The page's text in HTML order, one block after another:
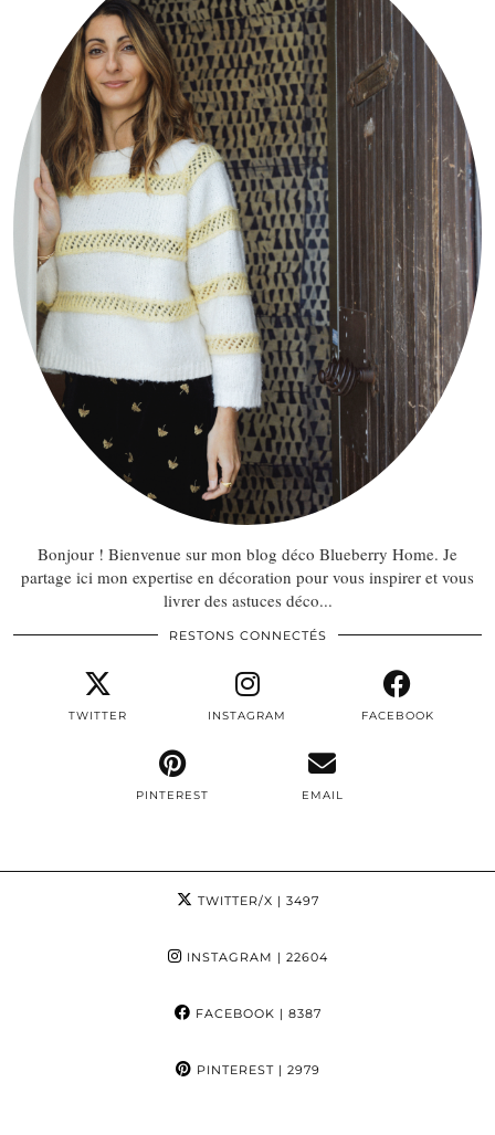
Bonjour ! Bienvenue sur mon blog déco Blueberry Home. Je
partage ici mon expertise en décoration pour vous inspirer et vous
livrer des astuces déco...
RESTONS CONNECTÉS
TWITTER INSTAGRAM FACEBOOK
PINTEREST EMAIL
TWITTER/X | 3497
INSTAGRAM | 22604
FACEBOOK | 8387
PINTEREST| 2979